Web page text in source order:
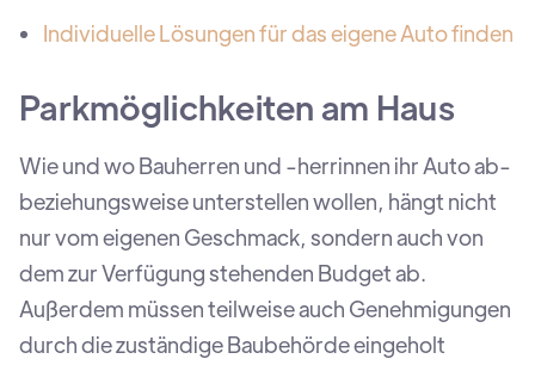
Individuelle Lösungen für das eigene Auto finden
Parkmöglichkeiten am Haus
Wie und wo Bauherren und -herrinnen ihr Auto ab-
beziehungsweise unterstellen wollen, hängt nicht
nur vom eigenen Geschmack, sondern auch von
dem zur Verfügung stehenden Budget ab.
Außerdem müssen teilweise auch Genehmigungen
durch die zuständige Baubehörde eingeholt